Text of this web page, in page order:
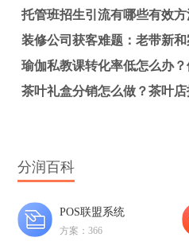
分润百科
POS联盟系统
方案：366